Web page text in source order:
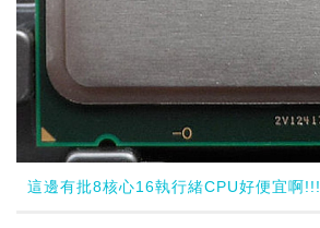
這邊有批8核心16執行緒CPU好便宜啊!!!